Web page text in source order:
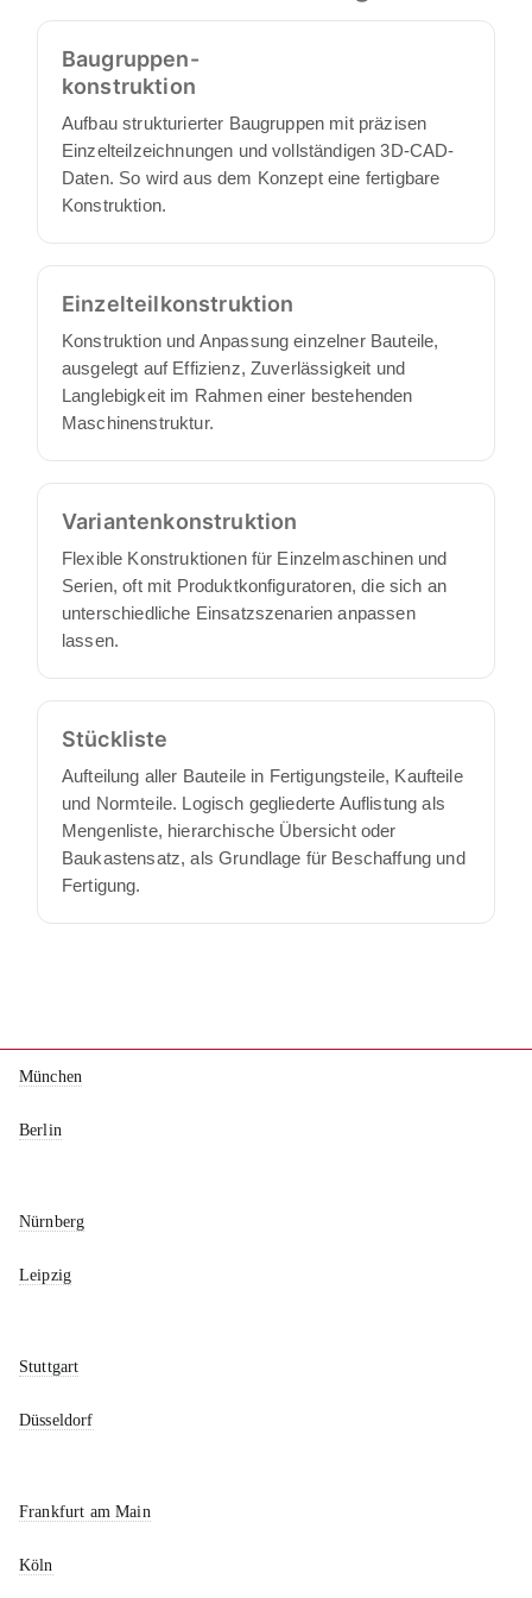
zweiten Termin gehen wir in die technischen
Anschließend übernimmt BOJKO die
Umsetzung vollständig: Sie benötigen keinen
eigenen Projektmanager, denn wir arbeiten
proaktiv und eigenverantwortlich und liefern
Ihnen einen vollständigen Satz an
Konstruktionsunterlagen, mit minimalem
Abstimmungs- und Aufsichtsaufwand auf Ihrer
Baugruppen-
konstruktion
Aufbau strukturierter Baugruppen mit präzisen
Einzelteilzeichnungen und vollständigen 3D-CAD-
Daten. So wird aus dem Konzept eine fertigbare
Konstruktion.
Einzelteil­konstruktion
Konstruktion und Anpassung einzelner Bauteile,
ausgelegt auf Effizienz, Zuverlässigkeit und
Langlebigkeit im Rahmen einer bestehenden
Maschinenstruktur.
Varianten­konstruktion
Flexible Konstruktionen für Einzelmaschinen und
Serien, oft mit Produktkonfiguratoren, die sich an
unterschiedliche Einsatzszenarien anpassen
lassen.
Stückliste
Aufteilung aller Bauteile in Fertigungsteile, Kaufteile
und Normteile. Logisch gegliederte Auflistung als
Mengenliste, hierarchische Übersicht oder
Baukastensatz, als Grundlage für Beschaffung und
Fertigung.
München
Berlin
Nürnberg
Leipzig
Stuttgart
Düsseldorf
Frankfurt am Main
Köln